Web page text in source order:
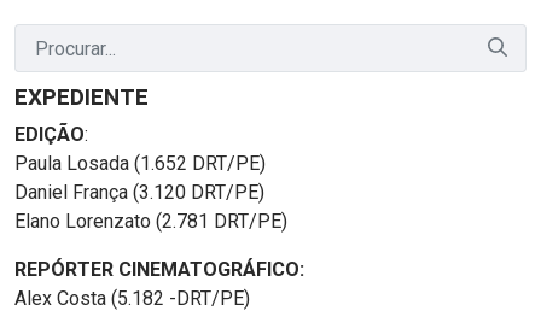
EXPEDIENTE
EDIÇÃO:
Paula Losada (1.652 DRT/PE)
Daniel França (3.120 DRT/PE)
Elano Lorenzato (2.781 DRT/PE)
REPÓRTER CINEMATOGRÁFICO:
Alex Costa (5.182 -DRT/PE)